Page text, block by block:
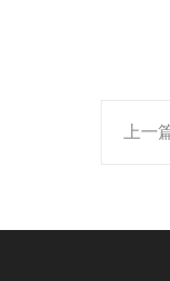
上一